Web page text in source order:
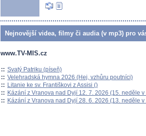
Nejnovější videa, filmy či audia (v mp3) pro
www.TV-MIS.cz
:: Svatý Patriku (píseň)
:: Velehradská hymna 2026 (Hej, vzhůru poutníci)
:: Litanie ke sv. Františkovi z Assisi ()
:: Kázání z Vranova nad Dyjí 12. 7. 2026 (15. neděle
:: Kázání z Vranova nad Dyjí 28. 6. 2026 (13. neděle